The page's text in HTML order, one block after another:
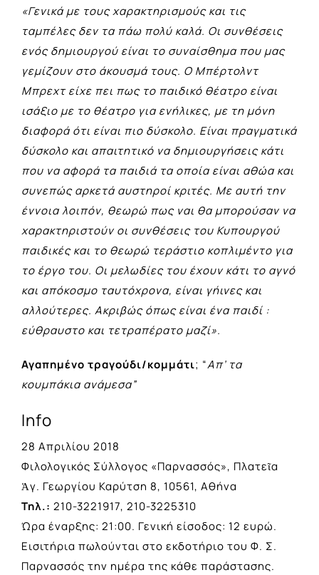
«Γενικά με τους χαρακτηρισμούς και τις
ταμπέλες δεν τα πάω πολύ καλά. Οι συνθέσεις
ενός δημιουργού είναι το συναίσθημα που μας
γεμίζουν στο άκουσμά τους. Ο Μπέρτολντ
Μπρεχτ είχε πει πως το παιδικό θέατρο είναι
ισάξιο με το θέατρο για ενήλικες, με τη μόνη
διαφορά ότι είναι πιο δύσκολο. Είναι πραγματικά
δύσκολο και απαιτητικό να δημιουργήσεις κάτι
που να αφορά τα παιδιά τα οποία είναι αθώα και
συνεπώς αρκετά αυστηροί κριτές. Με αυτή την
έννοια λοιπόν, θεωρώ πως ναι θα μπορούσαν να
χαρακτηριστούν οι συνθέσεις του Κυπουργού
παιδικές και το θεωρώ τεράστιο κοπλιμέντο για
το έργο του. Οι μελωδίες του έχουν κάτι το αγνό
και απόκοσμο ταυτόχρονα, είναι γήινες και
αλλούτερες. Ακριβώς όπως είναι ένα παιδί :
εύθραυστο και τετραπέρατο μαζί».
Αγαπημένο τραγούδι/κομμάτι; “Απ’ τα
κουμπάκια ανάμεσα”
Info
28 Απριλίου 2018
Φιλολογικός Σύλλογος «Παρνασσός», Πλατεῖα
Ἁγ. Γεωργίου Καρύτση 8, 10561, Αθήνα
Τηλ.: 210-3221917, 210-3225310
Ώρα έναρξης: 21:00. Γενική είσοδος: 12 ευρώ.
Εισιτήρια πωλούνται στο εκδοτήριο του Φ. Σ.
Παρνασσός την ημέρα της κάθε παράστασης.